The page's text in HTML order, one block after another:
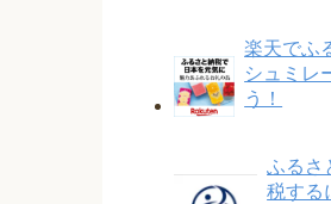
楽天でふ
シュミレ
う！
ふるさ
税する